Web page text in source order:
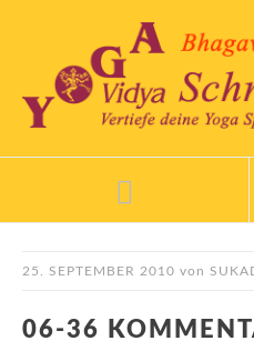
25. SEPTEMBER 2010 von
06-36